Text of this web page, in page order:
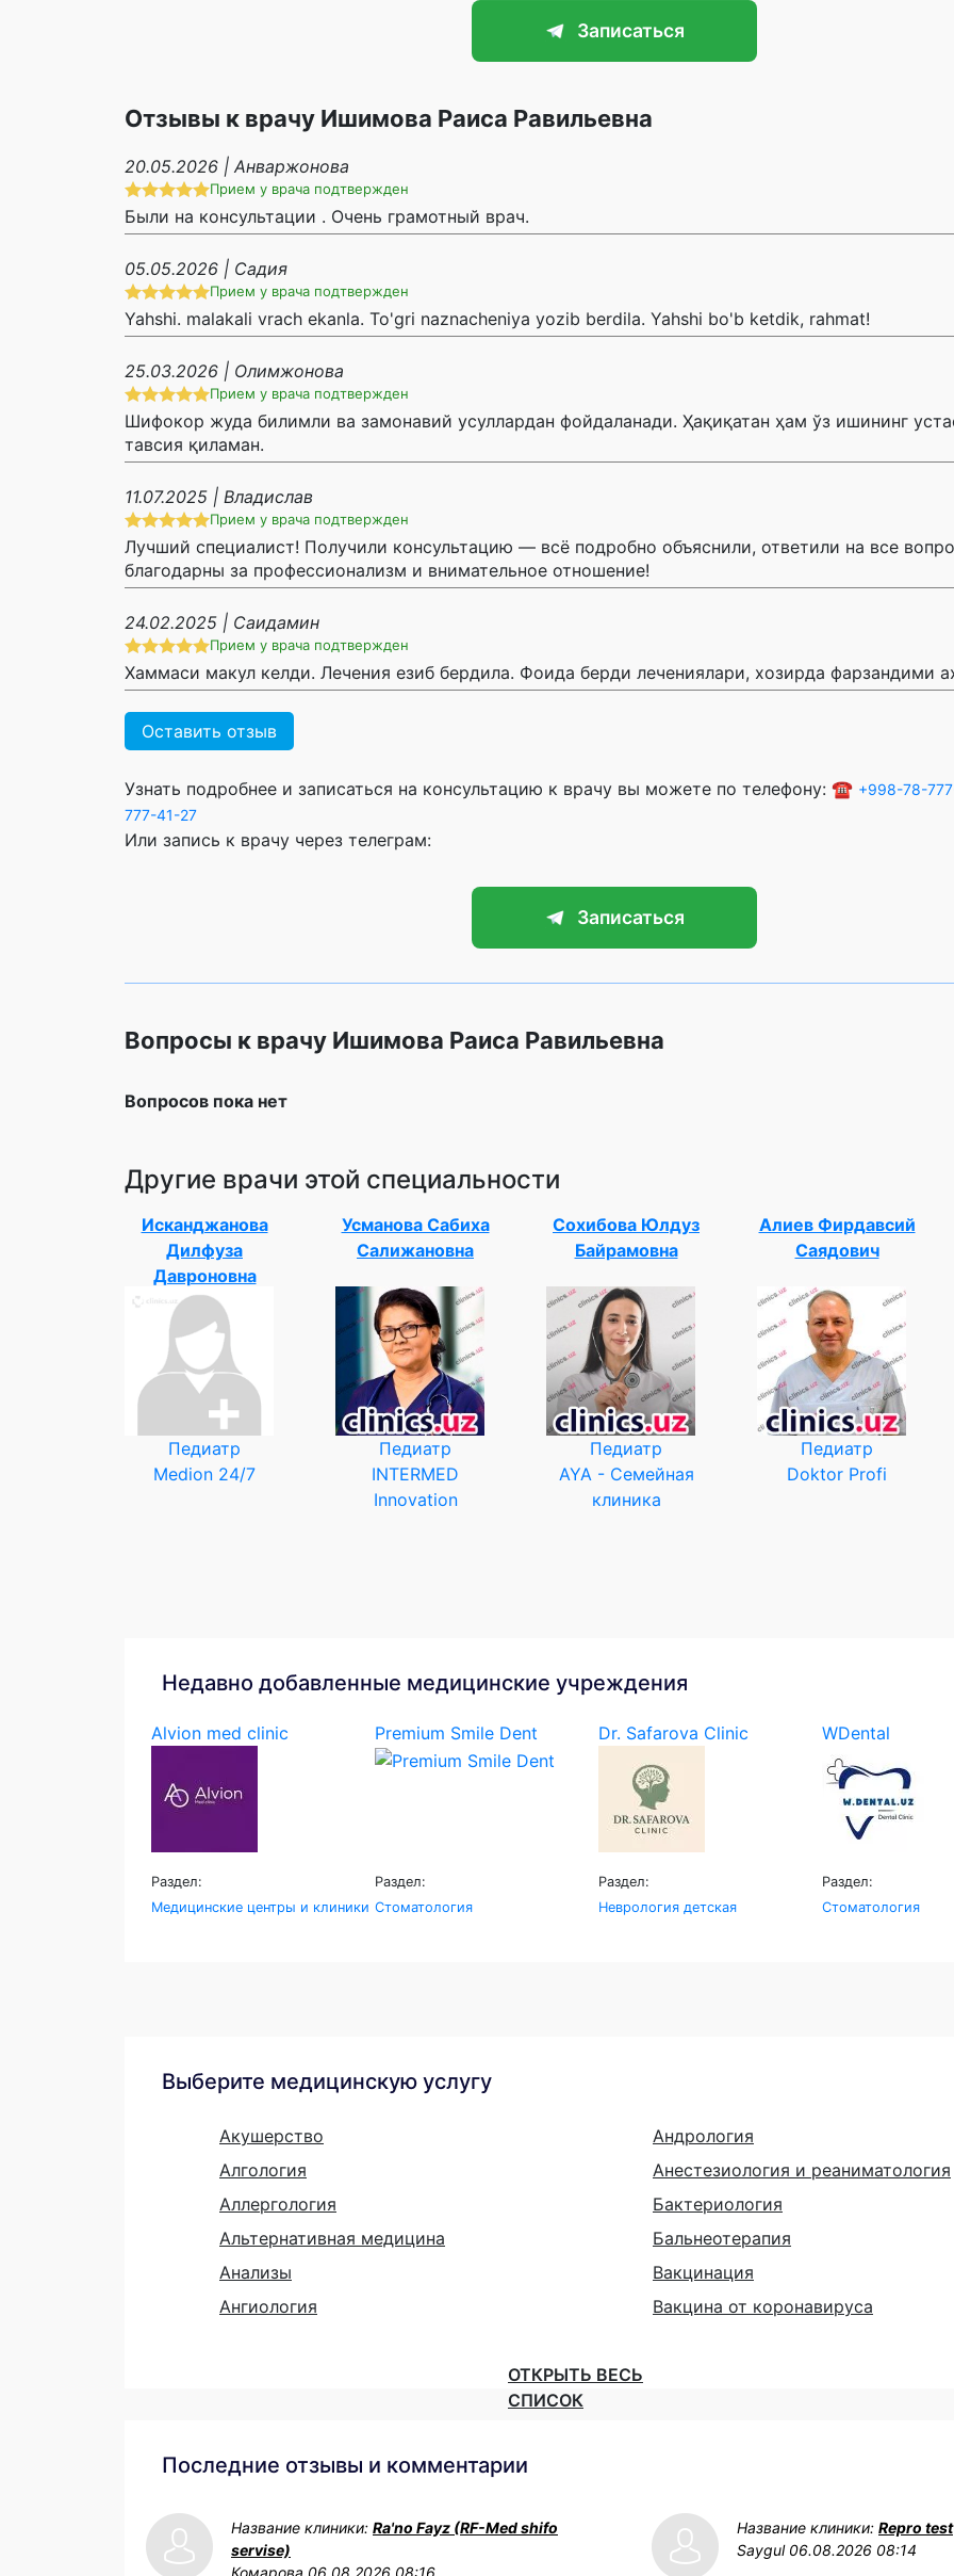
Записаться
Отзывы к врачу Ишимова Раиса Равильевна
20.05.2026 | Анваржонова
Прием у врача подтвержден
Были на консультации . Очень грамотный врач.
05.05.2026 | Садия
Прием у врача подтвержден
Yahshi. malakali vrach ekanla. To'gri naznacheniya yozib berdila. Yahshi bo'b ketdik, rahmat!
25.03.2026 | Олимжонова
Прием у врача подтвержден
Шифокор жуда билимли ва замонавий усуллардан фойдаланади. Ҳақиқатан ҳам ўз ишининг
тавсия қиламан.
11.07.2025 | Владислав
Прием у врача подтвержден
Лучший специалист! Получили консультацию — всё подробно объяснили, ответили на все
благодарны за профессионализм и внимательное отношение!
24.02.2025 | Саидамин
Прием у врача подтвержден
Хаммаси макул келди. Лечения езиб бердила. Фоида берди лечениялари, хозирда фарзандими
Оставить отзыв
Узнать подробнее и записаться на консультацию к врачу вы можете по телефону: ☎️ +998-78-
777-41-27
Или запись к врачу через телеграм:
Записаться
Вопросы к врачу Ишимова Раиса Равильевна
Вопросов пока нет
Другие врачи этой специальности
Исканджанова
Дилфуза
Давроновна
Педиатр
Medion 24/7
Усманова Сабиха
Салижановна
Педиатр
INTERMED
Innovation
Сохибова Юлдуз
Байрамовна
Педиатр
AYA - Семейная
клиника
Алиев Фирдавсий
Саядович
Педиатр
Doktor Profi
Недавно добавленные медицинские учреждения
Alvion med clinic
Раздел:
Медицинские центры и клиники
Premium Smile Dent
Раздел:
Стоматология
Dr. Safarova Clinic
Раздел:
Неврология детская
WDental
Раздел:
Стоматология
Выберите медицинскую услугу
Акушерство
Алгология
Аллергология
Альтернативная медицина
Анализы
Ангиология
Андрология
Анестезиология и реаниматология
Бактериология
Бальнеотерапия
Вакцинация
Вакцина от коронавируса
ОТКРЫТЬ ВЕСЬ
СПИСОК
Последние отзывы и комментарии
Название клиники: Ra'no Fayz (RF-Med shifo
servise)
Комарова 06.08.2026 08:16
Название клиники: Repro test
Saygul 06.08.2026 08:14